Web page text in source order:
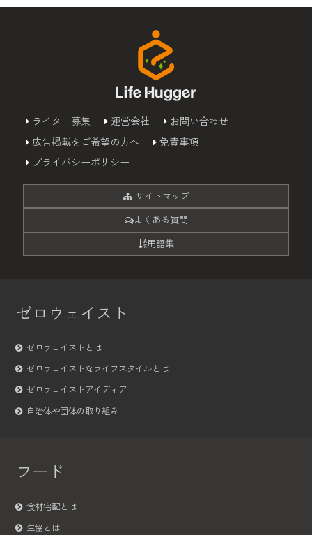
ライター募集 運営会社
お問い合わせ
広告掲載をご希望の方へ
免責事項
プライバシーポリシー
サイトマップ
よくある質問
用語集
ゼロウェイスト
ゼロウェイストとは
ゼロウェイストなライフスタイルとは
ゼロウェイストアイディア
自治体や団体の取り組み
フード
食材宅配とは
生協とは